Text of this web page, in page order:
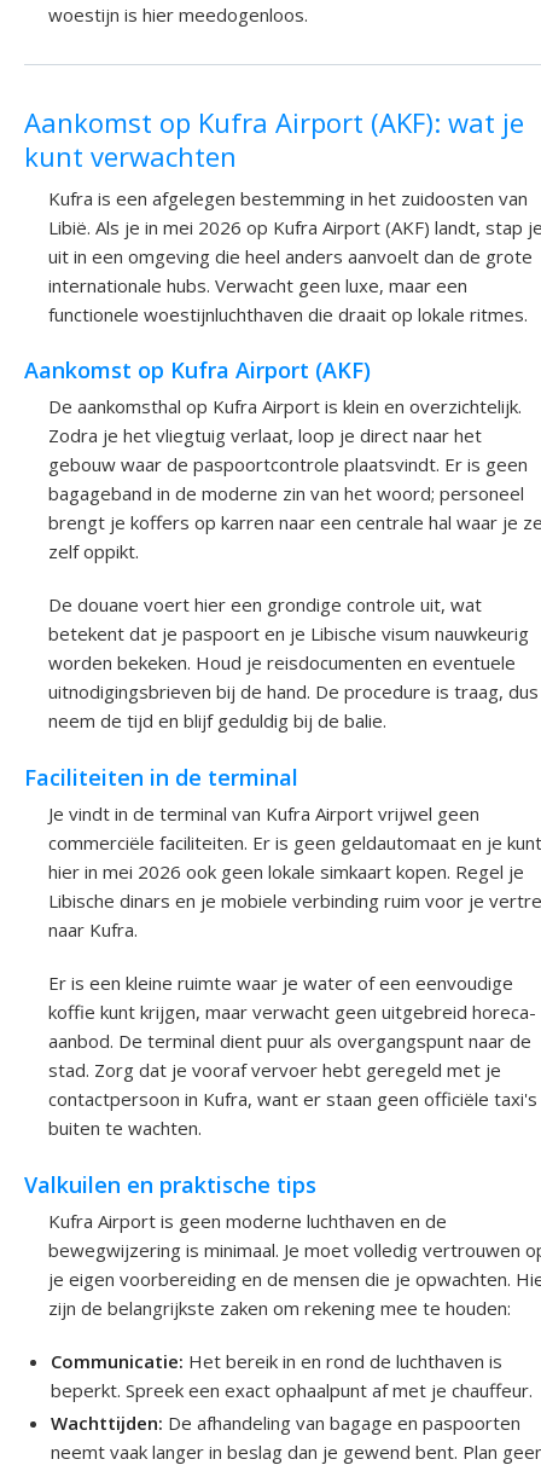
woestijn is hier meedogenloos.
Aankomst op Kufra Airport (AKF): wat je
kunt verwachten
Kufra is een afgelegen bestemming in het zuidoosten van
Libië. Als je in mei 2026 op Kufra Airport (AKF) landt, stap
uit in een omgeving die heel anders aanvoelt dan de grote
internationale hubs. Verwacht geen luxe, maar een
functionele woestijnluchthaven die draait op lokale ritmes.
Aankomst op Kufra Airport (AKF)
De aankomsthal op Kufra Airport is klein en overzichtelijk.
Zodra je het vliegtuig verlaat, loop je direct naar het
gebouw waar de paspoortcontrole plaatsvindt. Er is geen
bagageband in de moderne zin van het woord; personeel
brengt je koffers op karren naar een centrale hal waar je
zelf oppikt.
De douane voert hier een grondige controle uit, wat
betekent dat je paspoort en je Libische visum nauwkeurig
worden bekeken. Houd je reisdocumenten en eventuele
uitnodigingsbrieven bij de hand. De procedure is traag, dus
neem de tijd en blijf geduldig bij de balie.
Faciliteiten in de terminal
Je vindt in de terminal van Kufra Airport vrijwel geen
commerciële faciliteiten. Er is geen geldautomaat en je kunt
hier in mei 2026 ook geen lokale simkaart kopen. Regel je
Libische dinars en je mobiele verbinding ruim voor je
naar Kufra.
Er is een kleine ruimte waar je water of een eenvoudige
koffie kunt krijgen, maar verwacht geen uitgebreid horeca-
aanbod. De terminal dient puur als overgangspunt naar de
stad. Zorg dat je vooraf vervoer hebt geregeld met je
contactpersoon in Kufra, want er staan geen officiële taxi's
buiten te wachten.
Valkuilen en praktische tips
Kufra Airport is geen moderne luchthaven en de
bewegwijzering is minimaal. Je moet volledig vertrouwen
je eigen voorbereiding en de mensen die je opwachten.
zijn de belangrijkste zaken om rekening mee te houden:
Communicatie: Het bereik in en rond de luchthaven is
beperkt. Spreek een exact ophaalpunt af met je chauffeur.
Wachttijden: De afhandeling van bagage en paspoorten
neemt vaak langer in beslag dan je gewend bent. Plan